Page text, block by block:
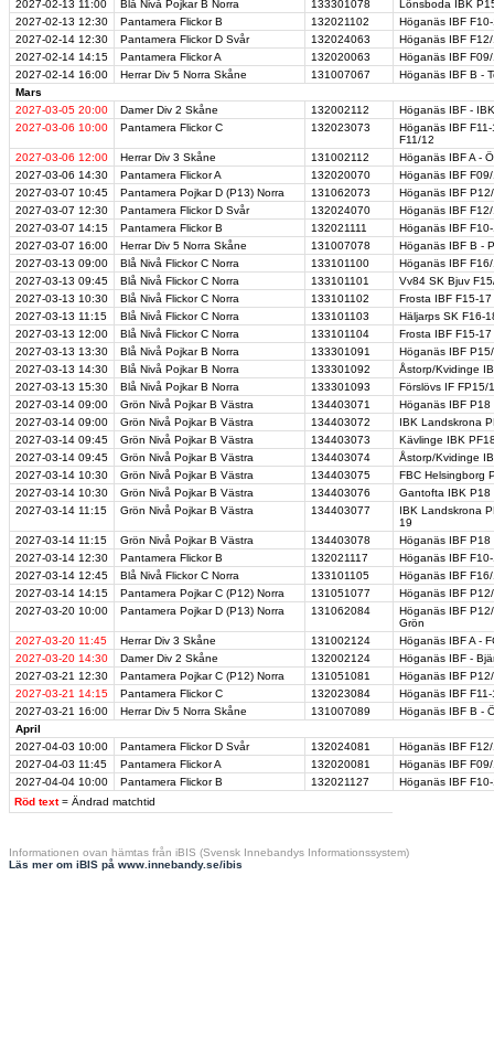
Röd text = Ändrad matchtid
2027-02-13 11:00 Blå Nivå Pojkar B Norra 133301078
Lönsboda IBK
2027-02-13 12:30 Pantamera Flickor B 132021102
Höganäs IBF
2027-02-14 12:30 Pantamera Flickor D Svår 132024063
Höganäs IBF
2027-02-14 14:15 Pantamera Flickor A 132020063
Höganäs IBF
2027-02-14 16:00 Herrar Div 5 Norra Skåne 131007067
Höganäs IBF B -
Mars
2027-03-05 20:00 Damer Div 2 Skåne 132002112
Höganäs IBF -
2027-03-06 10:00 Pantamera Flickor C 132023073
Höganäs IBF
F11/12
2027-03-06 12:00 Herrar Div 3 Skåne 131002112
Höganäs IBF A -
2027-03-06 14:30 Pantamera Flickor A 132020070
Höganäs IBF
2027-03-07 10:45 Pantamera Pojkar D (P13) Norra 131062073
Höganäs IBF
2027-03-07 12:30 Pantamera Flickor D Svår 132024070
Höganäs IBF
2027-03-07 14:15 Pantamera Flickor B 132021111
Höganäs IBF
2027-03-07 16:00 Herrar Div 5 Norra Skåne 131007078
Höganäs IBF B -
2027-03-13 09:00 Blå Nivå Flickor C Norra 133101100
Höganäs IBF
2027-03-13 09:45 Blå Nivå Flickor C Norra 133101101
Vv84 SK Bjuv
2027-03-13 10:30 Blå Nivå Flickor C Norra 133101102
Frosta IBF F15-
2027-03-13 11:15 Blå Nivå Flickor C Norra 133101103
Häljarps SK F16-
2027-03-13 12:00 Blå Nivå Flickor C Norra 133101104
Frosta IBF F15-
2027-03-13 13:30 Blå Nivå Pojkar B Norra 133301091
Höganäs IBF
2027-03-13 14:30 Blå Nivå Pojkar B Norra 133301092
Åstorp/Kvidinge
2027-03-13 15:30 Blå Nivå Pojkar B Norra 133301093
Förslövs IF FP15/
2027-03-14 09:00 Grön Nivå Pojkar B Västra 134403071
Höganäs IBF
2027-03-14 09:00 Grön Nivå Pojkar B Västra 134403072
IBK Landskrona
2027-03-14 09:45 Grön Nivå Pojkar B Västra 134403073
Kävlinge IBK
2027-03-14 09:45 Grön Nivå Pojkar B Västra 134403074
Åstorp/Kvidinge
2027-03-14 10:30 Grön Nivå Pojkar B Västra 134403075
FBC Helsingborg
2027-03-14 10:30 Grön Nivå Pojkar B Västra 134403076
Gantofta IBK P18
2027-03-14 11:15 Grön Nivå Pojkar B Västra 134403077
IBK Landskrona
19
2027-03-14 11:15 Grön Nivå Pojkar B Västra 134403078
Höganäs IBF
2027-03-14 12:30 Pantamera Flickor B 132021117
Höganäs IBF
2027-03-14 12:45 Blå Nivå Flickor C Norra 133101105
Höganäs IBF
2027-03-14 14:15 Pantamera Pojkar C (P12) Norra 131051077
Höganäs IBF
2027-03-20 10:00 Pantamera Pojkar D (P13) Norra 131062084
Höganäs IBF
Grön
2027-03-20 11:45 Herrar Div 3 Skåne 131002124
Höganäs IBF A -
2027-03-20 14:30 Damer Div 2 Skåne 132002124
Höganäs IBF -
2027-03-21 12:30 Pantamera Pojkar C (P12) Norra 131051081
Höganäs IBF
2027-03-21 14:15 Pantamera Flickor C 132023084
Höganäs IBF
2027-03-21 16:00 Herrar Div 5 Norra Skåne 131007089
Höganäs IBF B -
April
2027-04-03 10:00 Pantamera Flickor D Svår 132024081
Höganäs IBF
2027-04-03 11:45 Pantamera Flickor A 132020081
Höganäs IBF
2027-04-04 10:00 Pantamera Flickor B 132021127 Höganäs IBF
Informationen ovan hämtas från iBIS (Svensk Innebandys Informationssystem)
Läs mer om iBIS på www.innebandy.se/ibis